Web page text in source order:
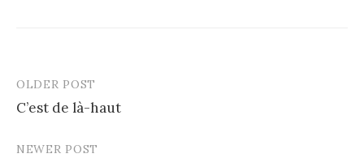
Post
navigation
OLDER POST
C’est de là-haut
NEWER POST